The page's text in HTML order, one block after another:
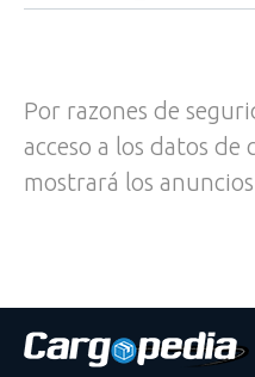
Por razones de
acceso a los datos
mostrará los